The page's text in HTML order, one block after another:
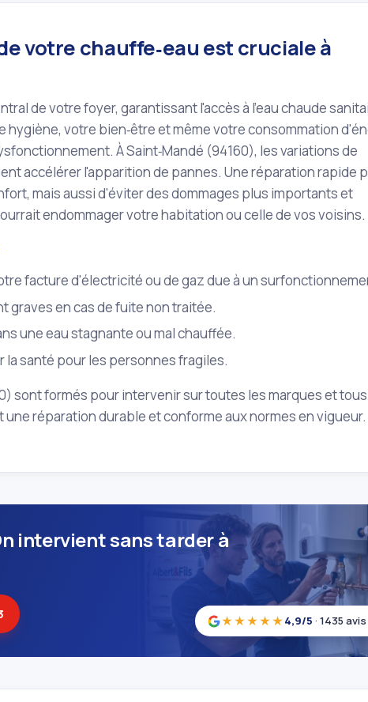
votre chauffe‑eau est cruciale à
de votre foyer, garantissant l'accès à l'eau chaude
votre bien‑être et même votre consommation
À Saint‑Mandé (94160), les variations de
accélérer l'apparition de pannes. Une réparation rapide
mais aussi d'éviter des dommages plus importants et
endommager votre habitation ou celle de vos voisins.
facture d'électricité ou de gaz due à un
graves en cas de fuite non traitée.
une eau stagnante ou mal chauffée.
santé pour les personnes fragiles.
sont formés pour intervenir sur toutes les marques et
réparation durable et conforme aux normes en vigueur.
★★★★★4,9/5 · 1435
intervient sans tarder à